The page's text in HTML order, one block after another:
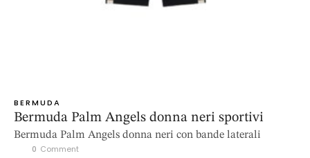
BERMUDA
Bermuda Palm Angels donna neri sportivi
Bermuda Palm Angels donna neri con bande laterali
0 Comment